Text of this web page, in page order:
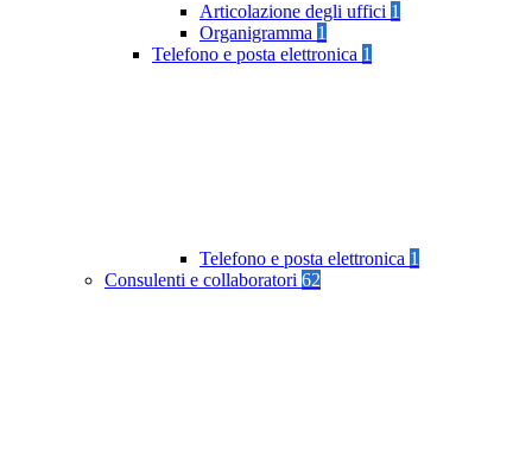
Articolazione degli uffici 1
Organigramma 1
Telefono e posta elettronica 1
Telefono e posta elettronica 1
Consulenti e collaboratori 62